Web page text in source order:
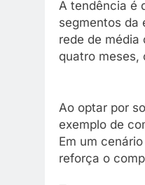
A tendência é
segmentos da
rede de média
quatro meses,
Ao optar por
exemplo de
Em um
reforça o